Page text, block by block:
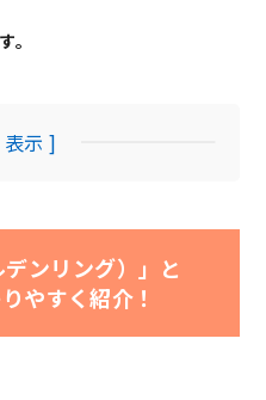
。
示 ]
デンリング）」と
やすく紹介！